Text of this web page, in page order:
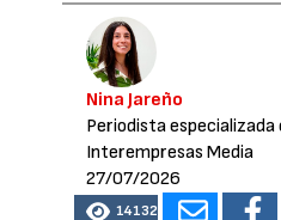
Nina Jareño
Periodista
Interempresas Media
27/07/2026
14132